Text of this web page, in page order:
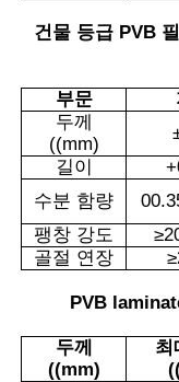
건물 등급 PVB
부문
두께
((mm)
길이
수분 함량
팽창 강도
≥
골절 연장
≥
PVB
두께
((mm)
최